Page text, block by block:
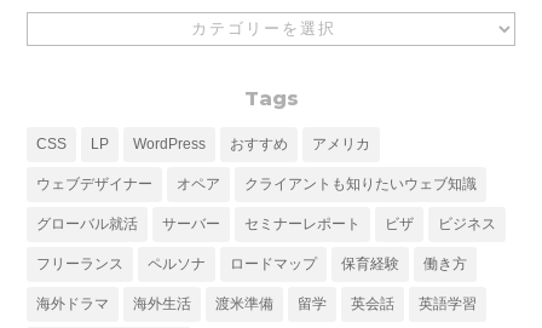
Tags
CSS LP WordPress おすすめ アメリカ
ウェブデザイナー オペア クライアントも知りたいウェブ知識
グローバル就活 サーバー セミナーレポート ビザ ビジネス
フリーランス ペルソナ ロードマップ 保育経験 働き方
海外ドラマ 海外生活 渡米準備 留学 英会話 英語学習